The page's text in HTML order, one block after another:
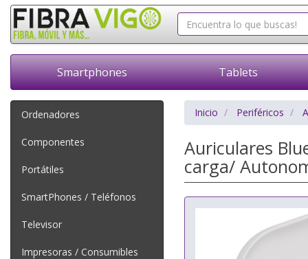
Smartphones Tablets
Ordenadores
Componentes
Portátiles
SmartPhones / Teléfonos
Televisor
Impresoras / Consumibles
Inicio Periféricos
Auriculares
carga/